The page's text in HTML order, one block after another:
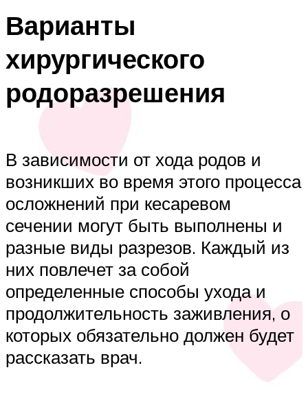
Варианты
хирургического
родоразрешения
В зависимости от хода родов и
возникших во время этого процесса
осложнений при кесаревом
сечении могут быть выполнены и
разные виды разрезов. Каждый из
них повлечет за собой
определенные способы ухода и
продолжительность заживления, о
которых обязательно должен будет
рассказать врач.